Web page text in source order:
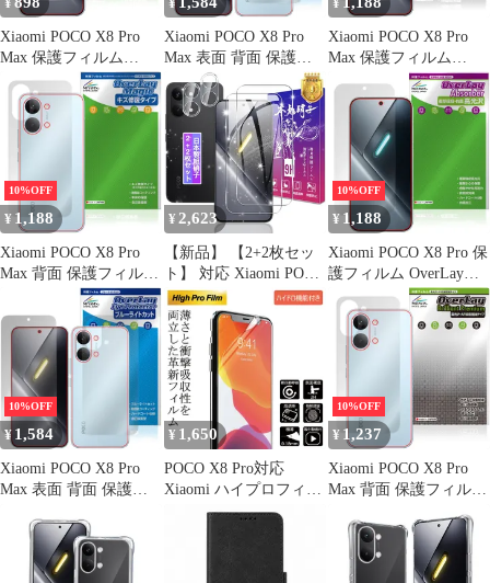
¥
Xiaomi POCO X8 Pro
Max 保護フィルム
OverLay Plus Lite for シ
ャオミー ポコ プロ マ
ックス 高精細液晶対応
¥
Xiaomi POCO X8 Pro
Max 表面 背面 保護フ
ィルム OverLay Eye
Protector 低反射 for シ
ャオミー ポコ プロ マ
ックス ブルーライトカ
ット
¥
Xiaomi POCO X8 Pro
Max 保護フィルム
OverLay 9H Plus for シ
ャオミー ポコ プロ マ
ックス 9H 高硬度 アン
チグレア 反射防止
10%OFF
¥ 1,188
Xiaomi POCO X8 Pro
Max 背面 保護フィルム
OverLay Magic for シャ
オミー ポコ プロ マッ
クス 本体保護 フィルム
傷修復 指紋防止
¥ 2,623
【新品】 【2+2枚セッ
ト】 対応 Xiaomi POCO
X8 Pro Max ガラスフィ
ルム + カメラ保護フィ
ルム 【日本製素材旭硝
子製】 表面硬度9H 対
応 シャオミ POCO X8
Pro Max 強化ガラス フ
ィルム POCO X8 Pro M
10%OFF
¥ 1,188
Xiaomi POCO X8 Pro 保
護フィルム OverLay
Absorber 高光沢 for シ
ャオミー ポコ プロ 衝
撃吸収 高光沢 ハードコ
10%OFF
¥ 1,584
Xiaomi POCO X8 Pro
Max 表面 背面 保護フ
Protector for シャオミー
ポコ プロ マックス ブ
ルーライトカット
¥ 1,650
POCO X8 Pro対応
Xiaomi ハイプロフィル
ム クイックリペアクリ
0.18mm ハイドロゲル
10%OFF
¥ 1,237
Xiaomi POCO X8 Pro
Max 背面 保護フィルム
Premium for シャオミー
ポコ プロ マックス 高
光沢 AR 反射低減